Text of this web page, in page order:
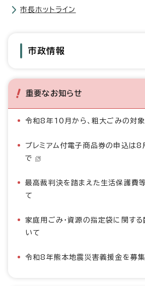
市長ホットライン
市政情報
重要なお知らせ
令和8年10月から、粗大ごみの対
プレミアム付電子商品券の申込は8
で
最高裁判決を踏まえた生活保護費
て
家庭用ごみ・資源の指定袋に関す
いて
令和8年熊本地震災害義援金を募